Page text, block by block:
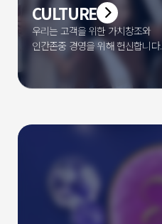
CULTURE
우리는 고객을 위한 가치창조와
인간존중 경영을 위해 헌신합니다.